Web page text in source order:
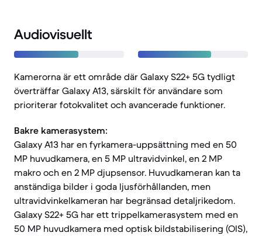
Audiovisuellt
Kamerorna är ett område där Galaxy S22+ 5G tydligt
överträffar Galaxy A13, särskilt för användare som
prioriterar fotokvalitet och avancerade funktioner.
Bakre kamerasystem:
Galaxy A13 har en fyrkamera-uppsättning med en 50
MP huvudkamera, en 5 MP ultravidvinkel, en 2 MP
makro och en 2 MP djupsensor. Huvudkameran kan ta
anständiga bilder i goda ljusförhållanden, men
ultravidvinkelkameran har begränsad detaljrikedom.
Galaxy S22+ 5G har ett trippelkamerasystem med en
50 MP huvudkamera med optisk bildstabilisering (OIS),